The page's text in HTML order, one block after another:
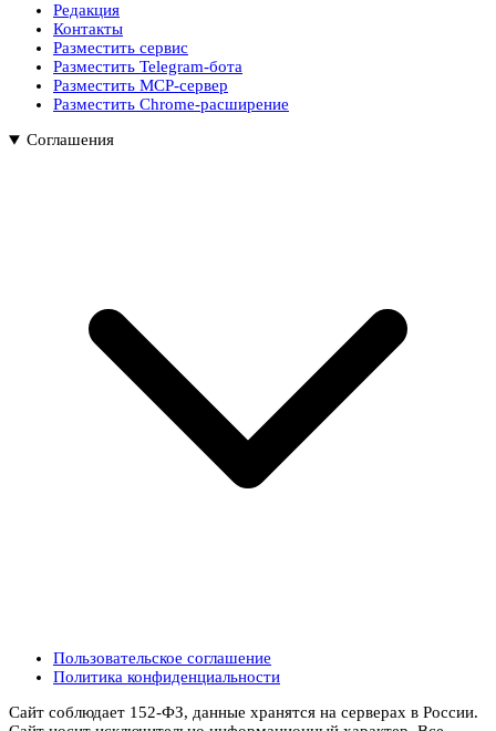
Редакция
Контакты
Разместить сервис
Разместить Telegram-бота
Разместить MCP-сервер
Разместить Chrome-расширение
Соглашения
Пользовательское соглашение
Политика конфиденциальности
Сайт соблюдает 152-ФЗ, данные хранятся на серверах в России.